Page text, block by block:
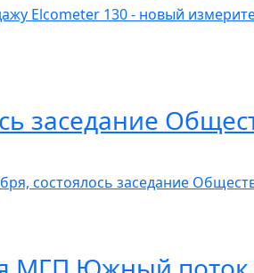
Elcometer 130 - новый
заседание
состоялось заседание